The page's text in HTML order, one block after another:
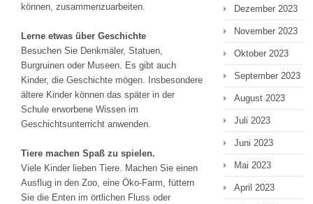
können, zusammenzuarbeiten.
Lerne etwas über Geschichte
Besuchen Sie Denkmäler, Statuen,
Burgruinen oder Museen. Es gibt auch
Kinder, die Geschichte mögen. Insbesondere
ältere Kinder können das später in der
Schule erworbene Wissen im
Geschichtsunterricht anwenden.
Tiere machen Spaß zu spielen.
Viele Kinder lieben Tiere. Machen Sie einen
Ausflug in den Zoo, eine Öko-Farm, füttern
Sie die Enten im örtlichen Fluss oder
Dezember 2023
November 2023
Oktober 2023
September 2023
August 2023
Juli 2023
Juni 2023
Mai 2023
April 2023